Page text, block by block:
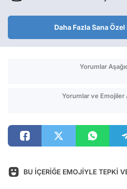
Daha Fazla Sana
Yorumlar
Yorumlar ve Emojiler
BU İÇERİĞE EMOJİYLE TEPKİ